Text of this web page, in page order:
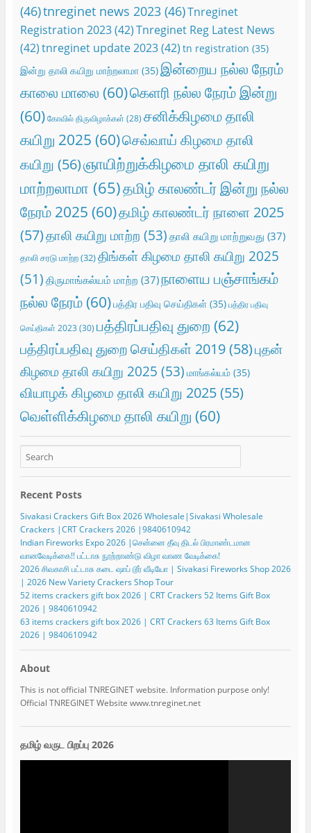
(46)tnreginet news 2023(46)Tnreginet
Registration 2023(42)Tnreginet Reg Latest News
(42)tnreginet update 2023(42) tn registration (35)
இன்று தாலி கயிறு மாற்றலாமா(35)இன்றைய நல்ல நேரம்
காலை மாலை (60)கெளரி நல்ல நேரம் இன்று
(60) கோவில் திருவிழாக்கள் (28) சனிக்கிழமை தாலி
கயிறு 2025 (60)செவ்வாய் கிழமை தாலி
கயிறு (56)ஞாயிற்றுக்கிழமை தாலி கயிறு
மாற்றலாமா (65)தமிழ் காலண்டர் இன்று நல்ல
நேரம் 2025 (60)தமிழ் காலண்டர் நாளை 2025
(57)தாலி கயிறு மாற்ற (53) தாலி கயிறு மாற்றுவது (37)
தாலி சரடு மாற்ற(32)திங்கள் கிழமை தாலி கயிறு 2025
(51) திருமாங்கல்யம் மாற்ற (37)நாளைய பஞ்சாங்கம்
நல்ல நேரம்(60)பத்திர பதிவு செய்திகள்(35) பத்திர பதிவு
செய்திகள் 2023 (30) பத்திரப்பதிவு துறை (62)
பத்திரப்பதிவு துறை செய்திகள் 2019(58)புதன்
கிழமை தாலி கயிறு 2025 (53) மாங்கல்யம்(35)
வியாழக் கிழமை தாலி கயிறு 2025(55)
வெள்ளிக்கிழமை தாலி கயிறு (60)
Recent Posts
Sivakasi Crackers Gift Box 2026 Wholesale|Sivakasi Wholesale
Crackers |CRT Crackers 2026 |9840610942
Indian Fireworks Expo 2026 |சென்னை தீவு திடல் பிரமாண்டமான
வானவேடிக்கை!! பட்டாசு நூற்றாண்டு விழா வாண வேடிக்கை!
2026 சிவகாசி பட்டாசு கடை ஷாப் டூர் வீடியோ | Sivakasi Fireworks Shop 2026
| 2026 New Variety Crackers Shop Tour
52 items crackers gift box 2026 | CRT Crackers 52 Items Gift Box
2026 | 9840610942
63 items crackers gift box 2026 | CRT Crackers 63 Items Gift Box
2026 | 9840610942
About
This is not official TNREGINET website. Information purpose only!
Official TNREGINET Website www.tnreginet.net
தமிழ் வருட பிறப்பு 2026